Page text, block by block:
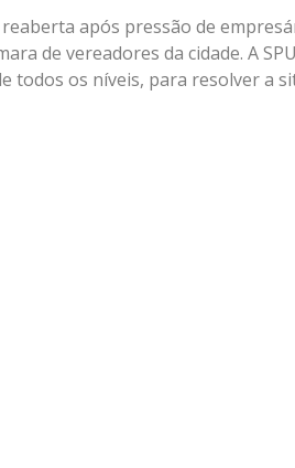
após pressão de
de vereadores da cidade. A
todos os níveis, para resolver a